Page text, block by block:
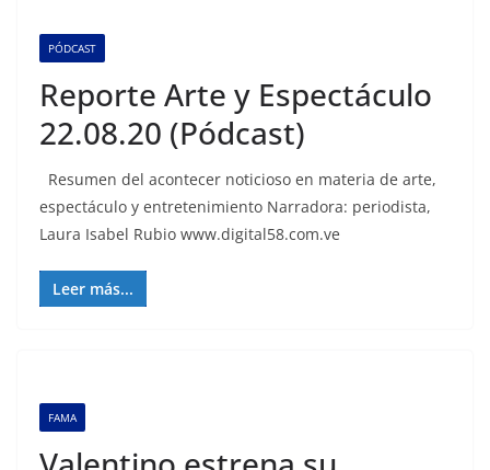
PÓDCAST
Reporte Arte y Espectáculo
22.08.20 (Pódcast)
Resumen del acontecer noticioso en materia de arte,
espectáculo y entretenimiento Narradora: periodista,
Laura Isabel Rubio www.digital58.com.ve
Leer más...
FAMA